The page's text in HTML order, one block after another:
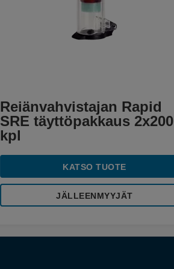
Reiänvahvistajan Rapid
SRE täyttöpakkaus 2x200
kpl
KATSO TUOTE
JÄLLEENMYYJÄT